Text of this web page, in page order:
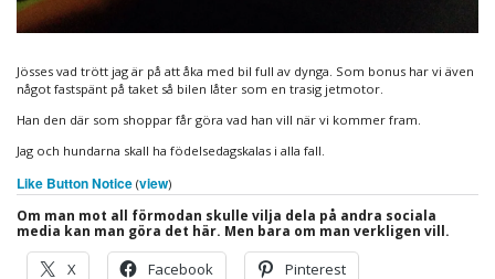
Jösses vad trött jag är på att åka med bil full av dynga. Som bonus har vi även
något fastspänt på taket så bilen låter som en trasig jetmotor.
Han den där som shoppar får göra vad han vill när vi kommer fram.
Jag och hundarna skall ha födelsedagskalas i alla fall.
Like Button Notice (view)
Om man mot all förmodan skulle vilja dela på andra sociala
media kan man göra det här. Men bara om man verkligen vill.
X Facebook Pinterest